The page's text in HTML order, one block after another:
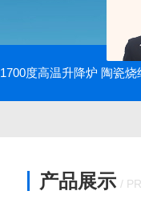
1700度高温升降炉 陶瓷烧
产品展示 /